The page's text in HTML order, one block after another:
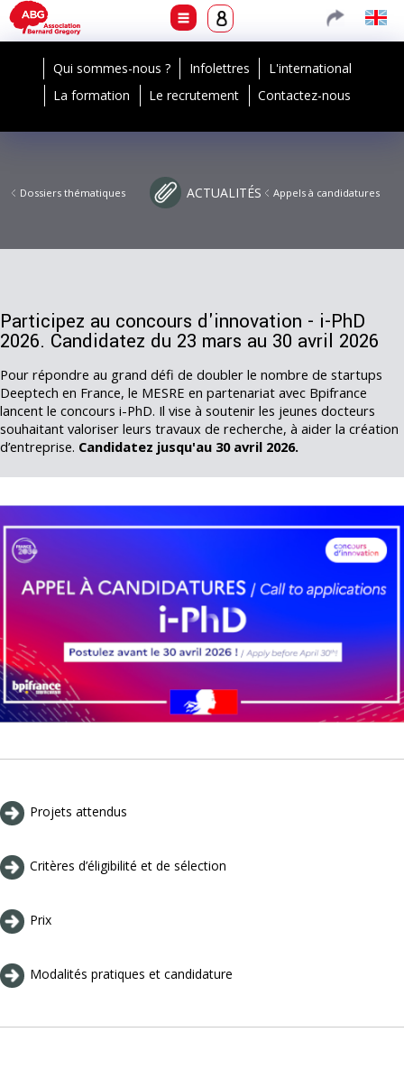
Qui sommes-nous ? Infolettres
L'international
La formation
Le recrutement Contactez-nous
Dossiers thématiques ACTUALITÉS Appels à candidatures
Participez au concours d'innovation - i-PhD
2026. Candidatez du 23 mars au 30 avril 2026
Pour répondre au grand défi de doubler le nombre de startups
Deeptech en France, le MESRE en partenariat avec Bpifrance
lancent le concours i-PhD. Il vise à soutenir les jeunes docteurs
souhaitant valoriser leurs travaux de recherche, à aider la création
d’entreprise. Candidatez jusqu'au 30 avril 2026.
Projets attendus
Critères d’éligibilité et de sélection
Prix
Modalités pratiques et candidature